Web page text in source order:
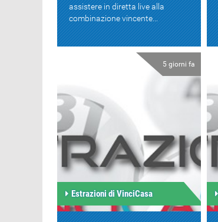
assistere in diretta live alla
combinazione vincente...
5 giorni fa
Estrazioni di VinciCasa